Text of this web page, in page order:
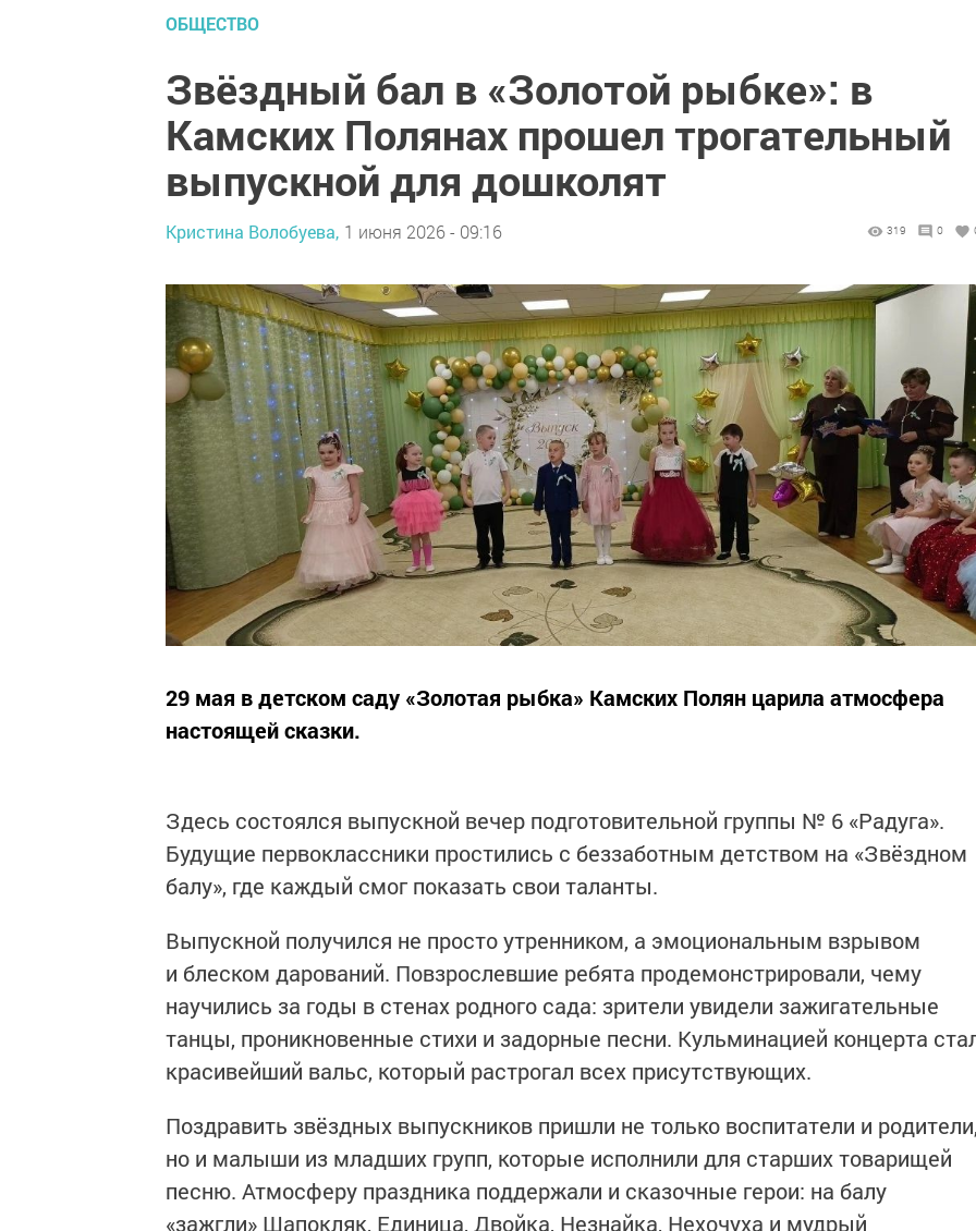
ОБЩЕСТВО
Звёздный бал в «Золотой рыбке»: в
Камских Полянах прошел трогательный
выпускной для дошколят
Кристина Волобуева, 1 июня 2026 - 09:16 319 0
29 мая в детском саду «Золотая рыбка» Камских Полян царила атмосфера
настоящей сказки.
Здесь состоялся выпускной вечер подготовительной группы № 6 «Радуга».
Будущие первоклассники простились с беззаботным детством на «Звёздном
балу», где каждый смог показать свои таланты.
Выпускной получился не просто утренником, а эмоциональным взрывом
и блеском дарований. Повзрослевшие ребята продемонстрировали, чему
научились за годы в стенах родного сада: зрители увидели зажигательные
танцы, проникновенные стихи и задорные песни. Кульминацией концерта
красивейший вальс, который растрогал всех присутствующих.
Поздравить звёздных выпускников пришли не только воспитатели и
но и малыши из младших групп, которые исполнили для старших товарищей
песню. Атмосферу праздника поддержали и сказочные герои: на балу
«зажгли» Шапокляк, Единица, Двойка, Незнайка, Нехочуха и мудрый